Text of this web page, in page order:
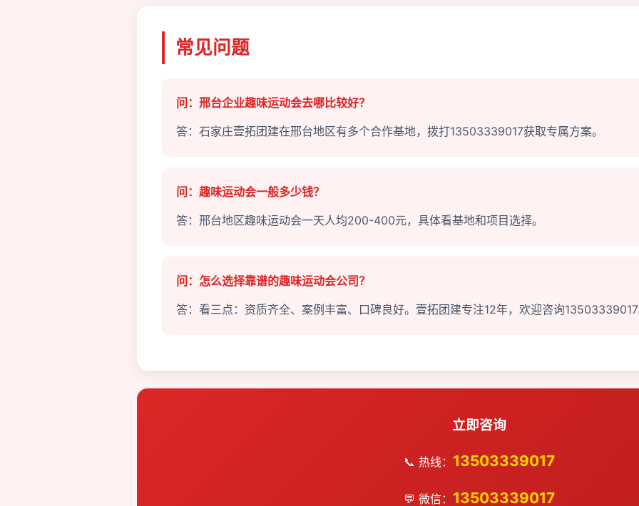
常见问题
问：邢台企业趣味运动会去哪比较好？
答：石家庄壹拓团建在邢台地区有多个合作基地，拨打13503339017获取专属方案。
问：趣味运动会一般多少钱？
答：邢台地区趣味运动会一天人均200-400元，具体看基地和项目选择。
问：怎么选择靠谱的趣味运动会公司？
答：看三点：资质齐全、案例丰富、口碑良好。壹拓团建专注12年，欢迎咨询
立即咨询
📞 热线： 13503339017
💬 微信： 13503339017